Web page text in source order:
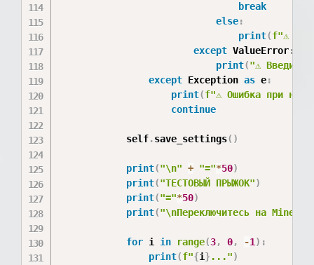
break
else:
print(f"⚠
except ValueError:
print("⚠ Введите
except Exception as e:
print(f"⚠ Ошибка при
continue
            self
.save_settings( )
print("\n" + "="*50)
print("ТЕСТОВЫЙ ПРЫЖОК")
print("="*50)
print("\nПереключитесь на
for i in range(3, 0, -1 ) :
print(f"{i} ...")